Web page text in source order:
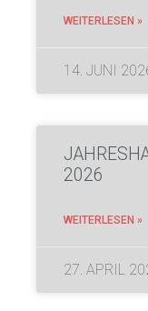
WEITERLESEN »
14. JUNI
2026
WEITERLESEN »
27. APRIL